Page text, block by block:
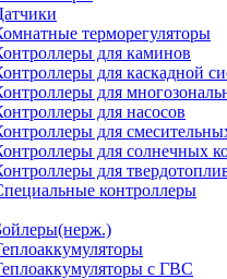
терморегуляторы
для каминов
для каскадной
для
для насосов
для
для солнечных
для
контроллеры
с ГВС